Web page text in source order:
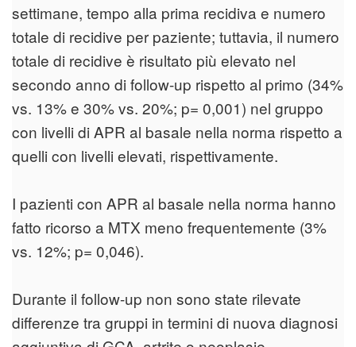
settimane, tempo alla prima recidiva e numero
totale di recidive per paziente; tuttavia, il numero
totale di recidive è risultato più elevato nel
secondo anno di follow-up rispetto al primo (34%
vs. 13% e 30% vs. 20%; p= 0,001) nel gruppo
con livelli di APR al basale nella norma rispetto a
quelli con livelli elevati, rispettivamente.
I pazienti con APR al basale nella norma hanno
fatto ricorso a MTX meno frequentemente (3%
vs. 12%; p= 0,046).
Durante il follow-up non sono state rilevate
differenze tra gruppi in termini di nuova diagnosi